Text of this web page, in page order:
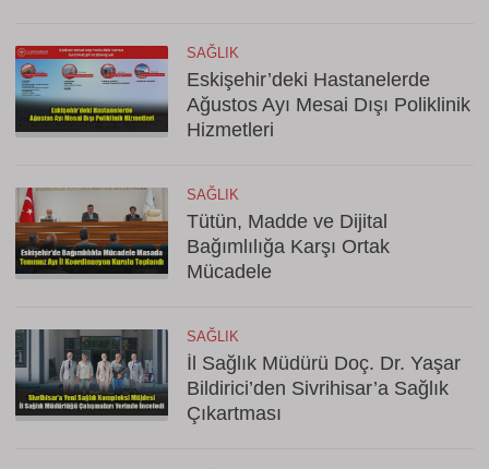
SAĞLIK
Eskişehir’deki Hastanelerde
Ağustos Ayı Mesai Dışı Poliklinik
Hizmetleri
SAĞLIK
Tütün, Madde ve Dijital
Bağımlılığa Karşı Ortak
Mücadele
SAĞLIK
İl Sağlık Müdürü Doç. Dr. Yaşar
Bildirici’den Sivrihisar’a Sağlık
Çıkartması